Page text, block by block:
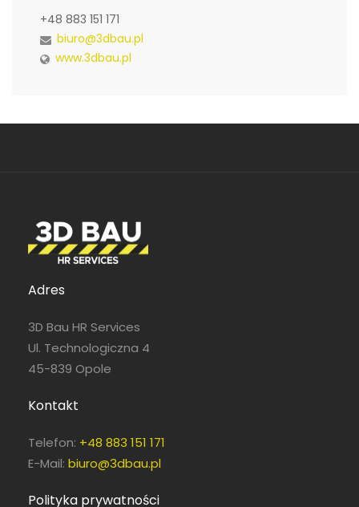
+48 883 151 171
biuro@3dbau.pl
www.3dbau.pl
Adres
3D Bau HR Services
Ul. Technologiczna 4
45-839 Opole
Kontakt
Telefon: +48 883 151 171
E-Mail: biuro@3dbau.pl
Polityka prywatności